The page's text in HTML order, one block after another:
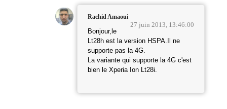
Rachid Amaoui
27 juin 2013, 13:46:00
Bonjour,le
Lt28h est la version HSPA.Il ne
supporte pas la 4G.
La variante qui supporte la 4G c'est
bien le Xperia Ion Lt28i.